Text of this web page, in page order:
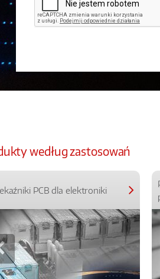
według zastosowań
PCB dla elektroniki